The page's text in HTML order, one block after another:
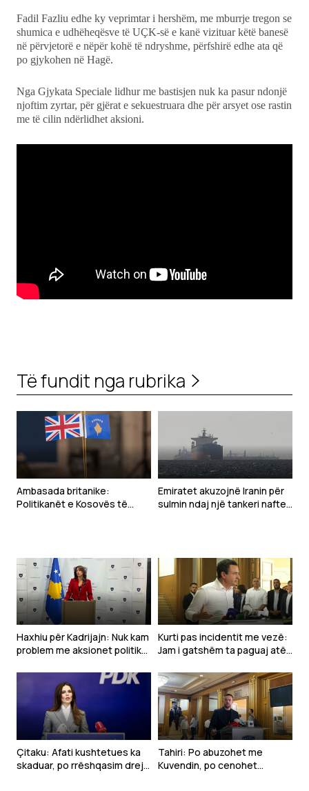
Fadil Fazliu edhe ky veprimtar i hershëm, me mburrje tregon se
shumica e udhëheqësve të UÇK-së e kanë vizituar këtë banesë
në përvjetorë e nëpër kohë të ndryshme, përfshirë edhe ata që
po gjykohen në Hagë.
Nga Gjykata Speciale lidhur me bastisjen nuk ka pasur ndonjë
njoftim zyrtar, për gjërat e sekuestruara dhe për arsyet ose rastin
me të cilin ndërlidhet aksioni.
Të fundit nga rubrika
Ambasada britanike:
Politikanët e Kosovës të
Emiratet akuzojnë Iranin për
sulmin ndaj një tankeri nafte
Haxhiu për Kadrijajn: Nuk kam
problem me aksionet politike
Kurti pas incidentit me vezë:
Jam i gatshëm ta paguaj atë
Çitaku: Afati kushtetues ka
skaduar, po rrëshqasim drejt
Tahiri: Po abuzohet me
Kuvendin, po cenohet